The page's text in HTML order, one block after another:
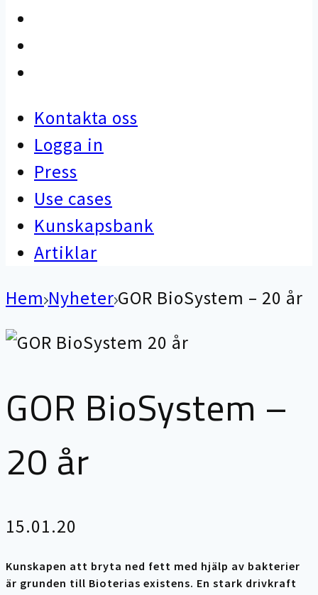
Kontakta oss
Logga in
Press
Use cases
Kunskapsbank
Artiklar
Hem Nyheter GOR BioSystem – 20 år
GOR BioSystem –
20 år
15.01.20
Kunskapen att bryta ned fett med hjälp av bakterier
är grunden till Bioterias existens. En stark drivkraft